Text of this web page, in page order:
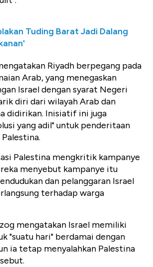
Tuding Barat Jadi Dalang
Riyadh berpegang pada
Arab, yang menegaskan
Israel dengan syarat Negeri
diri dari wilayah Arab dan
didirikan. Inisiatif ini juga
yang adil" untuk penderitaan
Palestina mengkritik kampanye
menyebut kampanye itu
dan pelanggaran Israel
terhadap warga
mengatakan Israel memiliki
"suatu hari" berdamai dengan
ia tetap menyalahkan Palestina